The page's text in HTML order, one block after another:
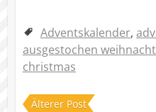
Adventskalender,
ausgestochen
christmas
Älterer Post